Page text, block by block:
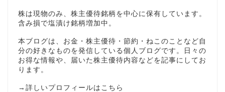
株は現物のみ、株主優待銘柄を中心に保有しています。
含み損で塩漬け銘柄増加中。
本ブログは、お金・株主優待・節約・ねこのことなど自
分の好きなものを発信している個人ブログです。日々の
お得な情報や、届いた株主優待内容などを記事にしてお
ります。
→ 詳しいプロフィールはこちら